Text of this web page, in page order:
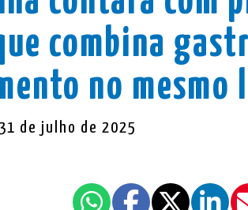
combina
no mesmo
de julho de 2025